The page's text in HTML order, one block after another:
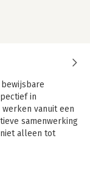
in
vanuit een
samenwerking
alleen tot